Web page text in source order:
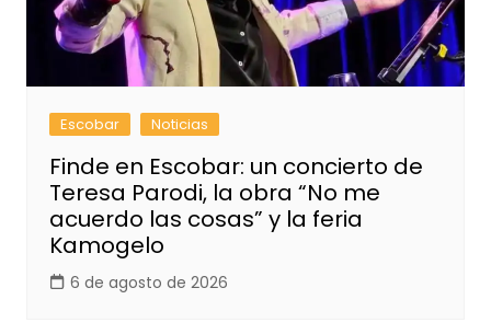
Escobar Noticias
Finde en Escobar: un concierto de
Teresa Parodi, la obra “No me
acuerdo las cosas” y la feria
Kamogelo
6 de agosto de 2026